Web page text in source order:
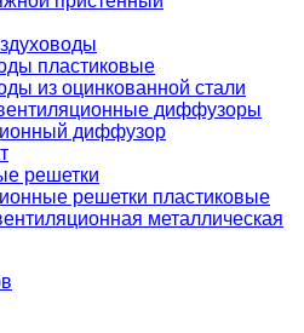
пластиковые
из оцинкованной стали
диффузоры
диффузор
решетки
решетки пластиковые
металлическая